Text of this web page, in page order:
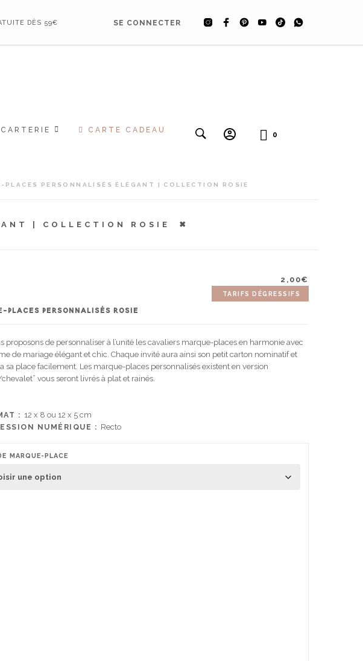
DÈS 59€ SE CONNECTER
CARTE CADEAU
0
PLACES PERSONNALISÉS ÉLÉGANT | COLLECTION ROSIE
| COLLECTION ROSIE
2,00€
TARIFS DÉGRESSIFS
PLACES PERSONNALISÉS ROSIE
proposons de personnaliser à l’unité les cavaliers marque-places en harmonie avec
de mariage élégant et chic. Chaque invité aura ainsi son petit carton nominatif et
sa place facilement. Les marque-places personnalisés existent en version
vous seront livrés à plat et rainés.
: 12 x 8 ou 12 x 5 cm
NUMÉRIQUE : Recto
MARQUE-PLACE